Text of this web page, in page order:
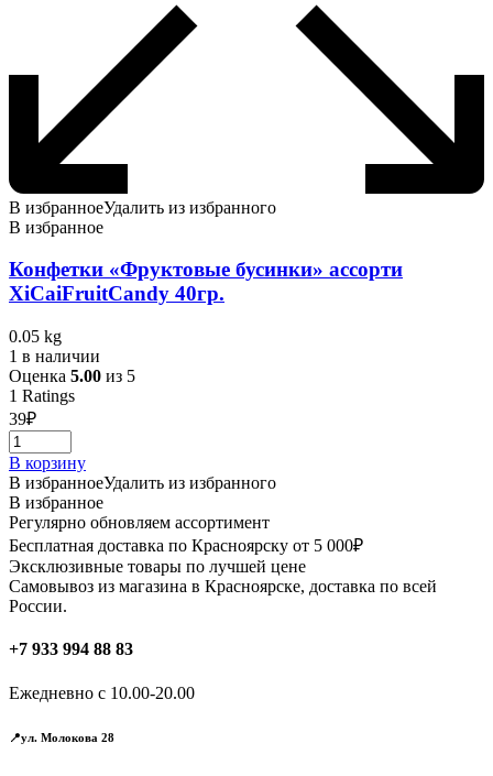
В избранноеУдалить из избранного
В избранное
Конфетки «Фруктовые бусинки» ассорти
XiCaiFruitCandy 40гр.
0.05 kg
1 в наличии
Оценка 5.00 из 5
1 Ratings
39₽
В корзину
В избранноеУдалить из избранного
В избранное
Регулярно обновляем ассортимент
Бесплатная доставка по Красноярску от 5 000₽
Эксклюзивные товары по лучшей цене
Самовывоз из магазина в Красноярске, доставка по всей
России.
+7 933 994 88 83
Ежедневно с 10.00-20.00
📍ул. Молокова 28